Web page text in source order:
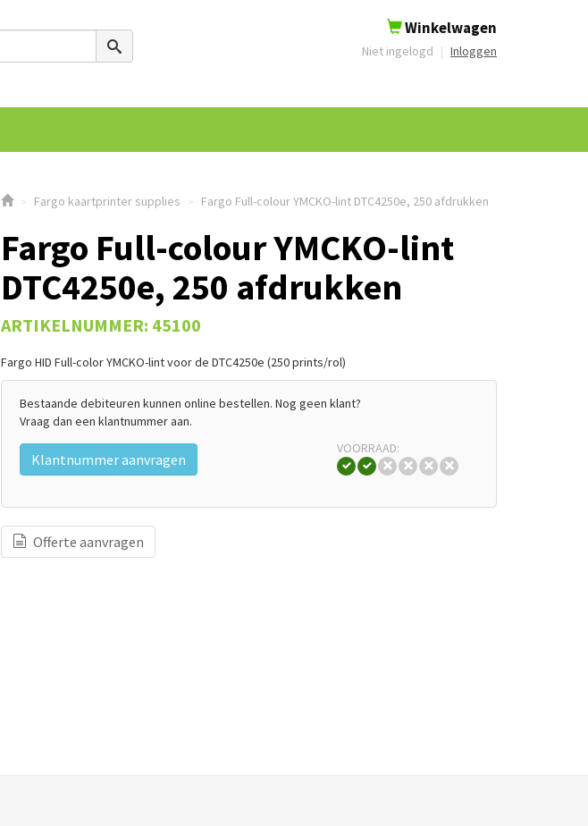
Winkelwagen
Niet ingelogd | Inloggen
> Fargo kaartprinter supplies > Fargo Full-colour YMCKO-lint DTC4250e, 250 afdrukken
Fargo Full-colour YMCKO-lint
DTC4250e, 250 afdrukken
ARTIKELNUMMER: 45100
Fargo HID Full-color YMCKO-lint voor de DTC4250e (250 prints/rol)
Bestaande debiteuren kunnen online bestellen. Nog geen klant?
Vraag dan een klantnummer aan.
Klantnummer aanvragen
VOORRAAD:
Offerte aanvragen